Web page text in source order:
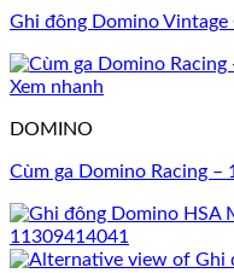
Ghi đông Domino
Xem nhanh
DOMINO
Cùm ga Domino Racing